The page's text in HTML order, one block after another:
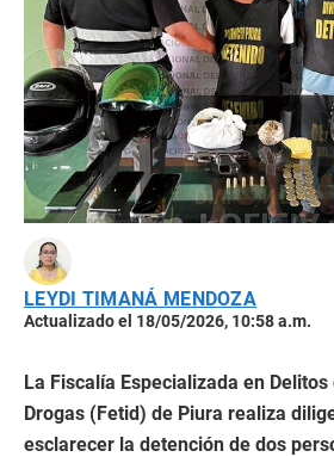
LEYDI TIMANÁ MENDOZA
Actualizado el 18/05/2026, 10:58 a.m.
La Fiscalía Especializada en
Drogas (Fetid) de Piura realiza
esclarecer la detención de dos